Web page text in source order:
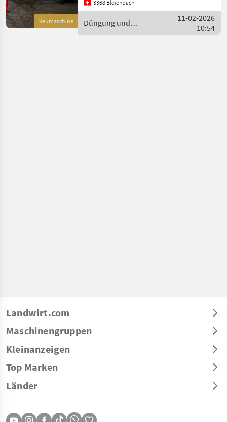
Neumaschine
Bordwandhöhe (mm):
Aufsatzbordwände (mm):
seit
3368 Bleienbach
Düngung und
Beregnung / Farmtech
11-02-2026
10:54
Landwirt.com
Maschinengruppen
Kleinanzeigen
Top Marken
Länder